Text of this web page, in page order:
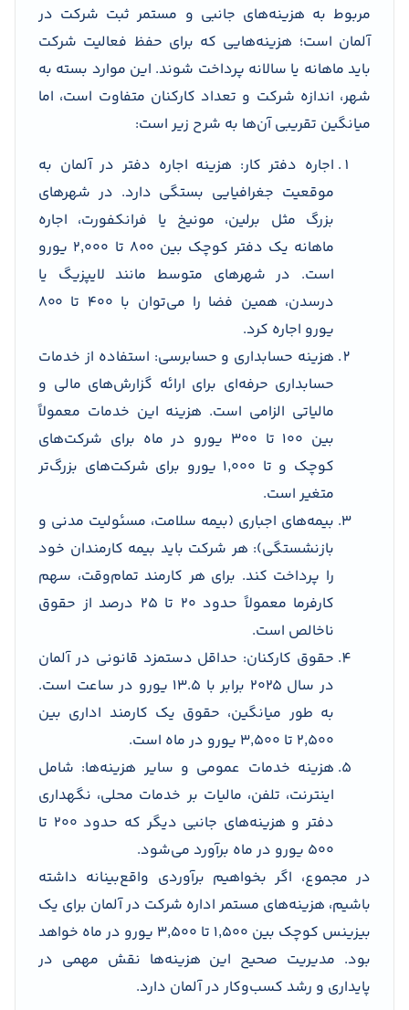
مربوط به هزینه‌های جانبی و مستمر ثبت شرکت در
آلمان است؛ هزینه‌هایی که برای حفظ فعالیت شرکت
باید ماهانه یا سالانه پرداخت شوند. این موارد بسته به
شهر، اندازه شرکت و تعداد کارکنان متفاوت است، اما
میانگین تقریبی آن‌ها به شرح زیر است:
اجاره دفتر کار: هزینه اجاره دفتر در آلمان به
موقعیت جغرافیایی بستگی دارد. در شهرهای
بزرگ مثل برلین، مونیخ یا فرانکفورت، اجاره
ماهانه یک دفتر کوچک بین ۸۰۰ تا ۲٬۰۰۰ یورو
است. در شهرهای متوسط مانند لایپزیگ یا
درسدن، همین فضا را می‌توان با ۴۰۰ تا ۸۰۰
یورو اجاره کرد.
هزینه حسابداری و حسابرسی: استفاده از خدمات
حسابداری حرفه‌ای برای ارائه گزارش‌های مالی و
مالیاتی الزامی است. هزینه این خدمات معمولاً
بین ۱۰۰ تا ۳۰۰ یورو در ماه برای شرکت‌های
کوچک و تا ۱٬۰۰۰ یورو برای شرکت‌های بزرگ‌تر
متغیر است.
بیمه‌های اجباری (بیمه سلامت، مسئولیت مدنی و
بازنشستگی): هر شرکت باید بیمه کارمندان خود
را پرداخت کند. برای هر کارمند تمام‌وقت، سهم
کارفرما معمولاً حدود ۲۰ تا ۲۵ درصد از حقوق
ناخالص است.
حقوق کارکنان: حداقل دستمزد قانونی در آلمان
در سال ۲۰۲۵ برابر با ۱۳.۵ یورو در ساعت است.
به طور میانگین، حقوق یک کارمند اداری بین
۲٬۵۰۰ تا ۳٬۵۰۰ یورو در ماه است.
هزینه خدمات عمومی و سایر هزینه‌ها: شامل
اینترنت، تلفن، مالیات بر خدمات محلی، نگهداری
دفتر و هزینه‌های جانبی دیگر که حدود ۲۰۰ تا
۵۰۰ یورو در ماه برآورد می‌شود.
در مجموع، اگر بخواهیم برآوردی واقع‌بینانه داشته
باشیم، هزینه‌های مستمر اداره شرکت در آلمان برای یک
بیزینس کوچک بین ۱٬۵۰۰ تا ۳٬۵۰۰ یورو در ماه خواهد
بود. مدیریت صحیح این هزینه‌ها نقش مهمی در
پایداری و رشد کسب‌وکار در آلمان دارد.